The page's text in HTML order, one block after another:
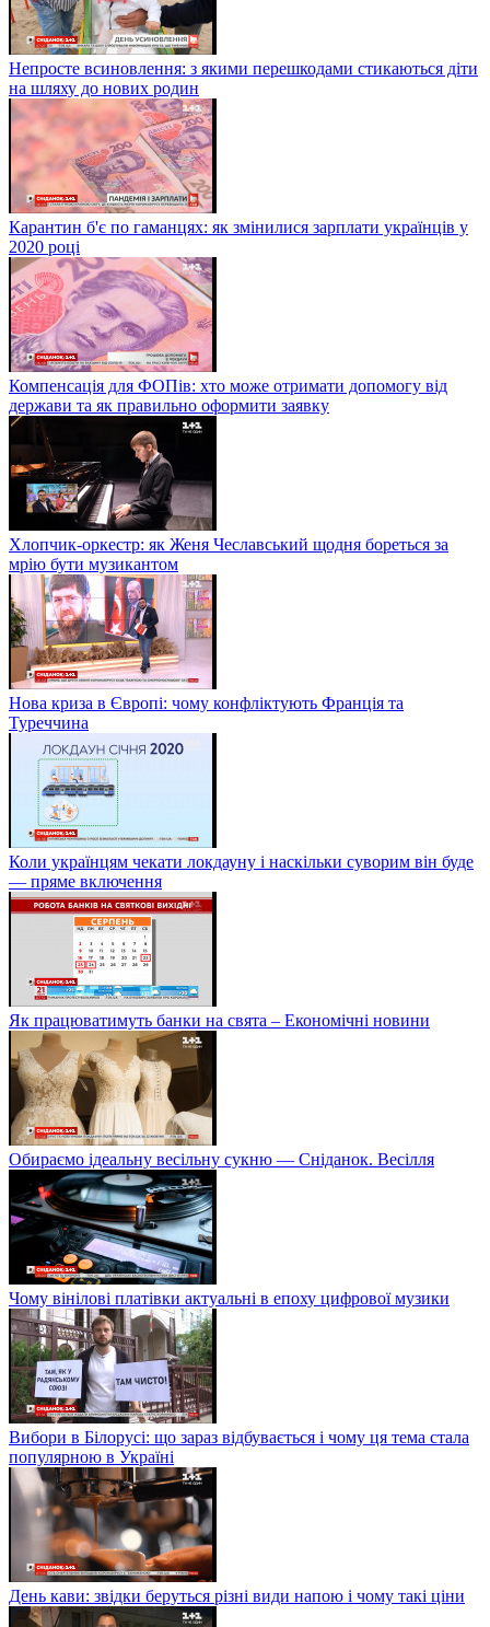
Непросте всиновлення: з якими перешкодами стикаються діти
на шляху до нових родин
Карантин б'є по гаманцях: як змінилися зарплати українців у
2020 році
Компенсація для ФОПів: хто може отримати допомогу від
держави та як правильно оформити заявку
Хлопчик-оркестр: як Женя Чеславський щодня бореться за
мрію бути музикантом
Нова криза в Європі: чому конфліктують Франція та
Туреччина
Коли українцям чекати локдауну і наскільки суворим він буде
— пряме включення
Як працюватимуть банки на свята – Економічні новини
Обираємо ідеальну весільну сукню — Сніданок. Весілля
Чому вінілові платівки актуальні в епоху цифрової музики
Вибори в Білорусі: що зараз відбувається і чому ця тема стала
популярною в Україні
День кави: звідки беруться різні види напою і чому такі ціни